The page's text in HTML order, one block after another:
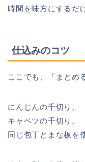
時間を味方にするだ
仕込みのコツ
ここでも、「まとめ
にんじんの千切り。
キャベツの千切り。
同じ包丁とまな板を